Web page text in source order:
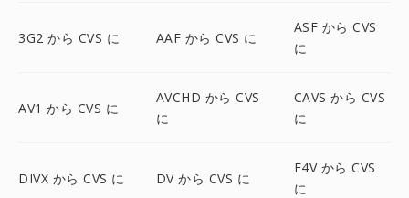
3G2 から CVS に AAF から CVS に
ASF から CVS
に
AV1 から CVS に
AVCHD から CVS
に
CAVS から CVS
に
DIVX から CVS に DV から CVS に
F4V から CVS
に